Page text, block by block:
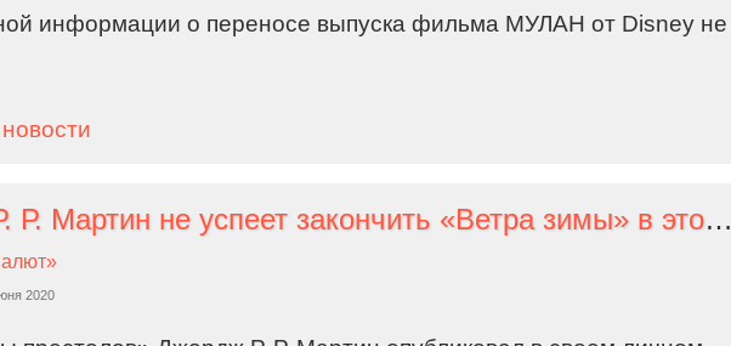
информации о переносе выпуска фильма МУЛАН от Disney не
Джордж Р. Р. Мартин не успеет закончить «Ветра зимы» в этом году.
2020